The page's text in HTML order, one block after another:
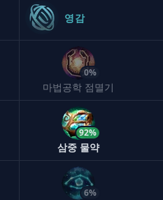
영감
0%
마법공학 점멸기
92%
삼중 물약
6%